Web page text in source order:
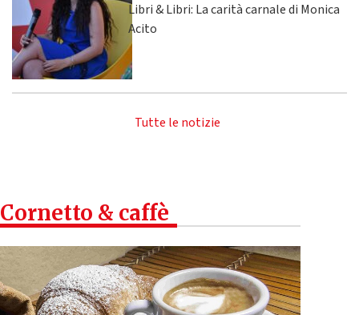
Libri & Libri: La carità carnale di Monica
Acito
Tutte le notizie
Cornetto & caffè